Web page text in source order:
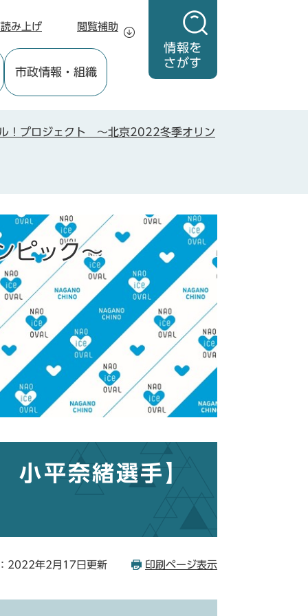
情報を
さがす
み上げ 閲覧補助
市政情報 ・組織
！プロジェクト ～北京2022冬季オリン
ピック～
平奈緒選手】
2022年2月17日更新 印刷ページ表示